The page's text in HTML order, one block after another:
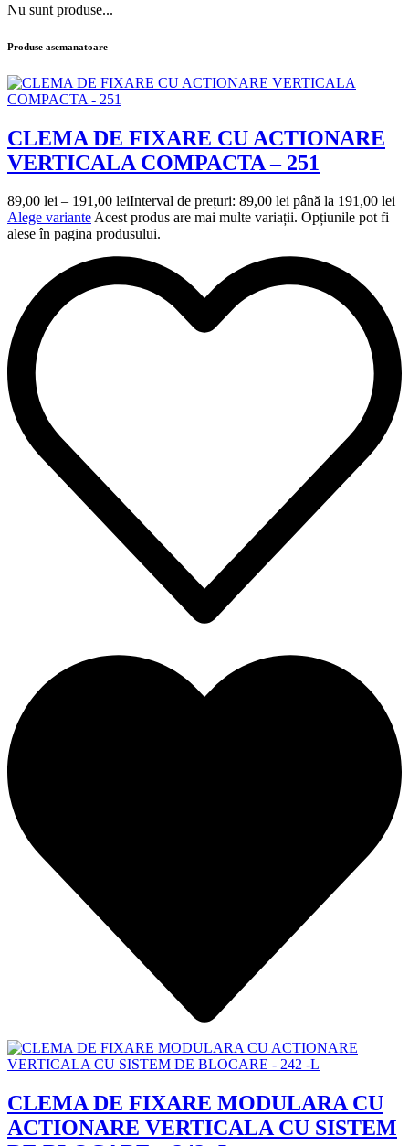
Nu sunt produse...
Produse asemanatoare
CLEMA DE FIXARE CU ACTIONARE
VERTICALA COMPACTA – 251
89,00 lei – 191,00 leiInterval de prețuri: 89,00 lei până la 191,00 lei
Alege varianteAcest produs are mai multe variații. Opțiunile pot fi
alese în pagina produsului.
CLEMA DE FIXARE MODULARA CU
ACTIONARE VERTICALA CU SISTEM